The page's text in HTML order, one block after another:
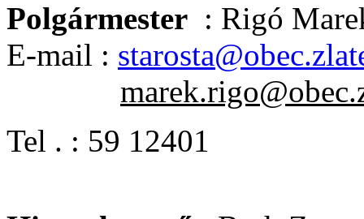
Polgármester : Rigó
E-mail :
Tel . : 59 12401